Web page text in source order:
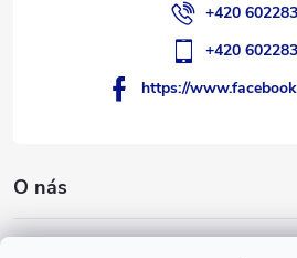
O nás
+420
+420
https://